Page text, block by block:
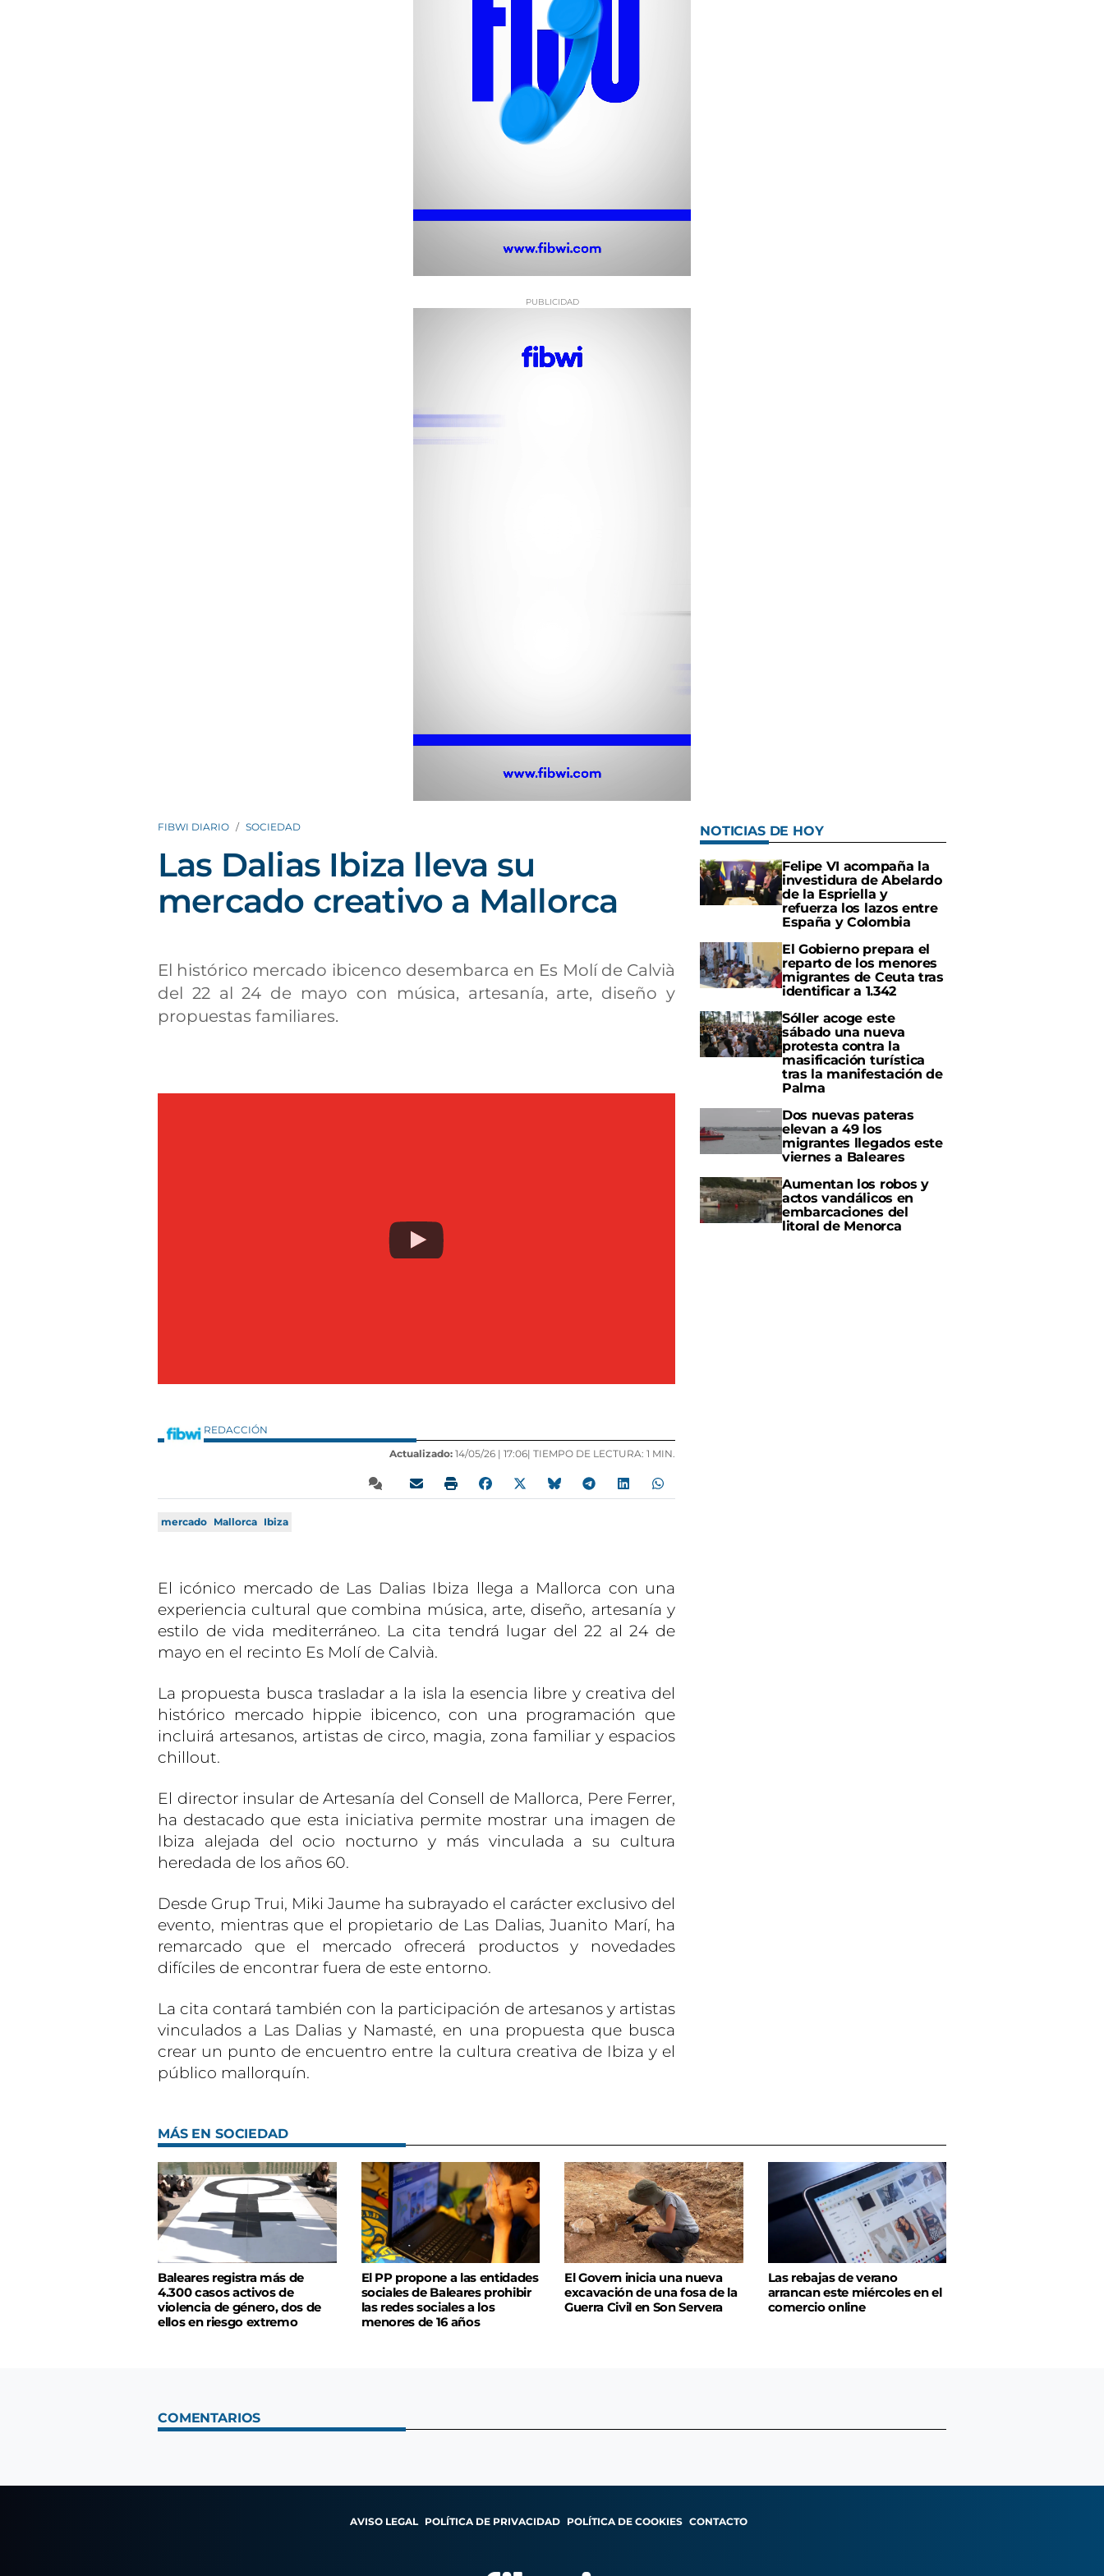
FIBWI DIARIO SOCIEDAD
Las Dalias Ibiza lleva su
mercado creativo a Mallorca
El histórico mercado ibicenco desembarca en Es Molí de Calvià
del 22 al 24 de mayo con música, artesanía, arte, diseño y
propuestas familiares.
REDACCIÓN
Actualizado: 14/05/26 | 17:06| TIEMPO DE LECTURA: 1 MIN.
mercado Mallorca Ibiza
El icónico mercado de Las Dalias Ibiza llega a Mallorca con una
experiencia cultural que combina música, arte, diseño, artesanía y
estilo de vida mediterráneo. La cita tendrá lugar del 22 al 24 de
mayo en el recinto Es Molí de Calvià.
La propuesta busca trasladar a la isla la esencia libre y creativa del
histórico mercado hippie ibicenco, con una programación que
incluirá artesanos, artistas de circo, magia, zona familiar y espacios
chillout.
El director insular de Artesanía del Consell de Mallorca, Pere Ferrer,
ha destacado que esta iniciativa permite mostrar una imagen de
Ibiza alejada del ocio nocturno y más vinculada a su cultura
heredada de los años 60.
Desde Grup Trui, Miki Jaume ha subrayado el carácter exclusivo del
evento, mientras que el propietario de Las Dalias, Juanito Marí, ha
remarcado que el mercado ofrecerá productos y novedades
difíciles de encontrar fuera de este entorno.
La cita contará también con la participación de artesanos y artistas
vinculados a Las Dalias y Namasté, en una propuesta que busca
crear un punto de encuentro entre la cultura creativa de Ibiza y el
público mallorquín.
NOTICIAS DE HOY
Felipe VI acompaña la
investidura de Abelardo
de la Espriella y
refuerza los lazos entre
España y Colombia
El Gobierno prepara el
reparto de los menores
migrantes de Ceuta tras
identificar a 1.342
Sóller acoge este
sábado una nueva
protesta contra la
masificación turística
tras la manifestación de
Palma
Dos nuevas pateras
elevan a 49 los
migrantes llegados este
viernes a Baleares
Aumentan los robos y
actos vandálicos en
embarcaciones del
litoral de Menorca
MÁS EN SOCIEDAD
Baleares registra más de
4.300 casos activos de
violencia de género, dos de
ellos en riesgo extremo
El PP propone a las entidades
sociales de Baleares prohibir
las redes sociales a los
menores de 16 años
El Govern inicia una nueva
excavación de una fosa de la
Guerra Civil en Son Servera
Las rebajas de verano
arrancan este miércoles en el
comercio online
COMENTARIOS
AVISO LEGAL POLÍTICA DE PRIVACIDAD POLÍTICA DE COOKIES CONTACTO